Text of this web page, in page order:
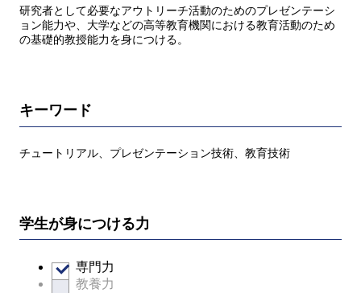
研究者として必要なアウトリーチ活動のためのプレゼンテーシ
ョン能力や、大学などの高等教育機関における教育活動のため
の基礎的教授能力を身につける。
キーワード
チュートリアル、プレゼンテーション技術、教育技術
学生が身につける力
専門力
教養力